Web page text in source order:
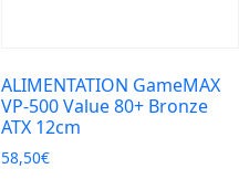
ALIMENTATION GameMAX
VP-500 Value 80+ Bronze
ATX 12cm
58,50€